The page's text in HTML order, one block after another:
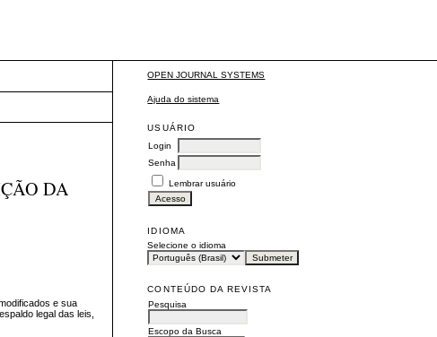
OPEN JOURNAL SYSTEMS
Ajuda do sistema
USUÁRIO
Login
Senha
Lembrar usuário
IDIOMA
Selecione o idioma
CONTEÚDO DA REVISTA
Pesquisa
Escopo da Busca
DA
e sua
legal das leis,